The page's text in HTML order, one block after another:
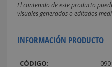
El contenido de este producto
visuales generados o editados
INFORMACIÓN PRODUCTO
CÓDIGO: